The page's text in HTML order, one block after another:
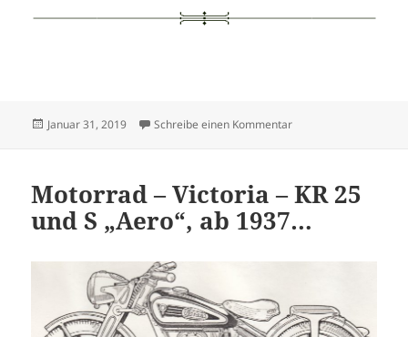
Veröffentlicht
Januar 31, 2019 Schreibe einen Kommentarzu Motorrad – Victoria
Motorrad – Victoria – KR 25
und S „Aero“, ab 1937…